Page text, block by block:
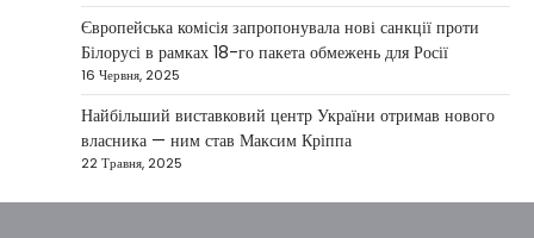
суттєво вплинуло на міжнародні подорожі та
туристичну індустрію. Після ударів…
США не відкидають можливість
удару по Ірану у разі провалу
переговорів
Kolomysheva Anastasiya
17 Червня,
Європейська комісія запропонувала нові санкції проти
Білорусі в рамках 18-го пакета обмежень для Росії
16 Червня, 2025
Найбільший виставковий центр України отримав нового
власника — ним став Максим Кріппа
22 Травня, 2025